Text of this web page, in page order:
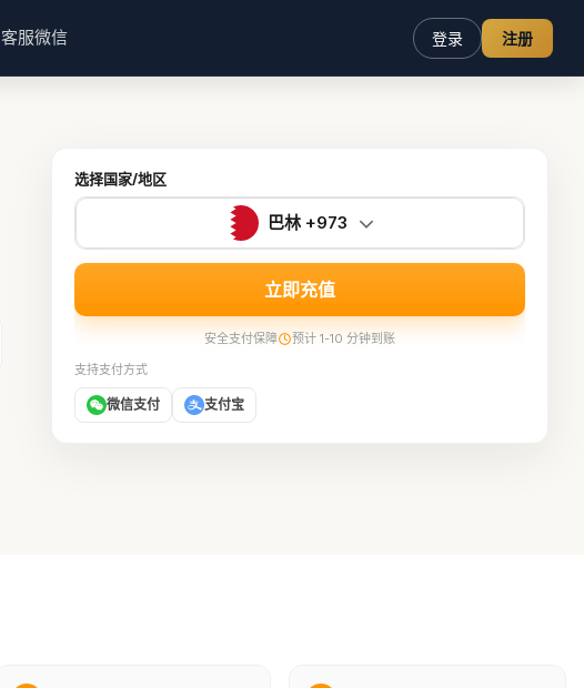
客服微信 登录 注册
选择国家/地区
巴林 +973
立即充值
安全支付保障
预计 1-10 分钟到账
支持支付方式
微信支付 支付宝